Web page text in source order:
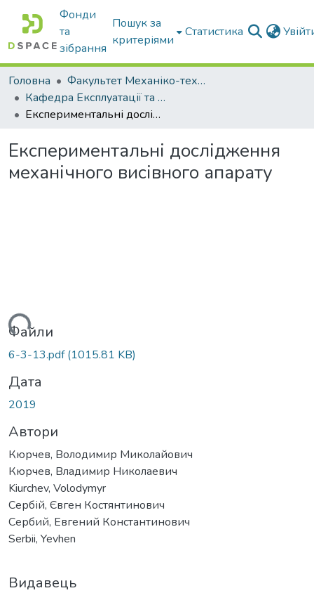
Фонди
та
зібрання
Пошук за
критеріями
Статистика
Головна
Факультет Механіко-технологічний
Кафедра Експлуатації та технічного сервісу машин
Експериментальні дослідження механічного висівного апарату
Експериментальні дослідження
механічного висівного апарату
Файли
6-3-13.pdf(1015.81 KB)
Дата
2019
Автори
Кюрчев, Володимир Миколайович
Кюрчев, Владимир Николаевич
Kiurchev, Volodymyr
Сербій, Євген Костянтинович
Сербий, Евгений Константинович
Serbii, Yevhen
Видавець